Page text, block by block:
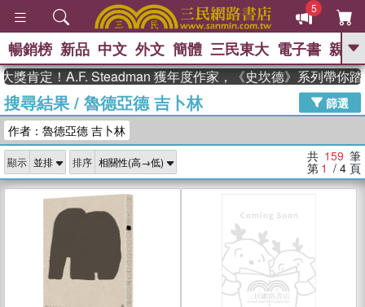
5
GO
熱搜： 東野圭吾 高希均教授回憶錄
、 The Odyssey 、 父親節 、 花開錦
李登輝時代 、 數學女孩：黎曼猜想
、
如果歷史是一
群喵 、 臺灣漫遊錄
暢銷榜 新品 中文 外文 簡體 三民東大 電子書 親子
！A.F. Steadman 獲年度作家，《史坎德》系列帶你踏上熱
搜尋結果/ 魯德亞德 吉卜林
篩選
作者：魯德亞德 吉卜林
顯示 排序 共 159 筆
第 1 / 4 頁